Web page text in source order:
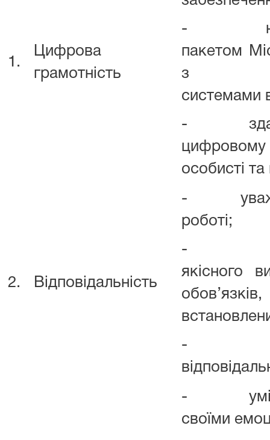
1.
Цифрова
грамотність
-
пакетом
з
системами
-
особисті та
2. Відповідальність
-
роботі;
-
якісного
-
- уміння
своїми